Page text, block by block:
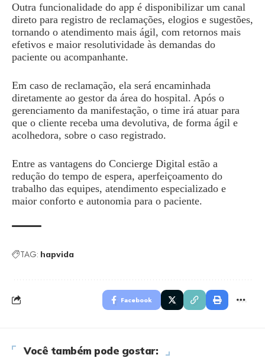
Outra funcionalidade do app é disponibilizar um canal
direto para registro de reclamações, elogios e sugestões,
tornando o atendimento mais ágil, com retornos mais
efetivos e maior resolutividade às demandas do
paciente ou acompanhante.
Em caso de reclamação, ela será encaminhada
diretamente ao gestor da área do hospital. Após o
gerenciamento da manifestação, o time irá atuar para
que o cliente receba uma devolutiva, de forma ágil e
acolhedora, sobre o caso registrado.
Entre as vantagens do Concierge Digital estão a
redução do tempo de espera, aperfeiçoamento do
trabalho das equipes, atendimento especializado e
maior conforto e autonomia para o paciente.
TAG: hapvida
Facebook
Você também pode gostar: